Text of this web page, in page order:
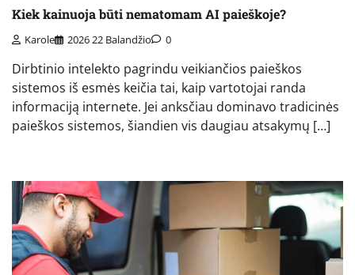
Kiek kainuoja būti nematomam AI paieškoje?
Karole 2026 22 Balandžio 0
Dirbtinio intelekto pagrindu veikiančios paieškos
sistemos iš esmės keičia tai, kaip vartotojai randa
informaciją internete. Jei anksčiau dominavo tradicinės
paieškos sistemos, šiandien vis daugiau atsakymų […]